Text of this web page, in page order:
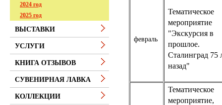
февраль
Тематическое
мероприятие
"Экскурсия в
прошлое.
Сталинград 75
назад"
Тематическое
мероприятие,
2024 год
2025 год
ВЫСТАВКИ
УСЛУГИ
КНИГА ОТЗЫВОВ
СУВЕНИРНАЯ ЛАВКА
КОЛЛЕКЦИИ